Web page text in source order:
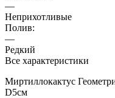
—
Неприхотливые
Полив:
—
Редкий
Все характеристики
Миртиллокактус
D5см